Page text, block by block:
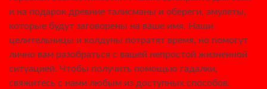
и на подарок древние талисманы и обереги, амулеты,
которые будут заговорены на ваше имя. Наши
целительницы и колдуны потратят время, но помогут
лично вам разобраться с вашей непростой жизненной
ситуацией. Чтобы получить помощью гадалки,
свяжитесь с нами любым из доступных способов.